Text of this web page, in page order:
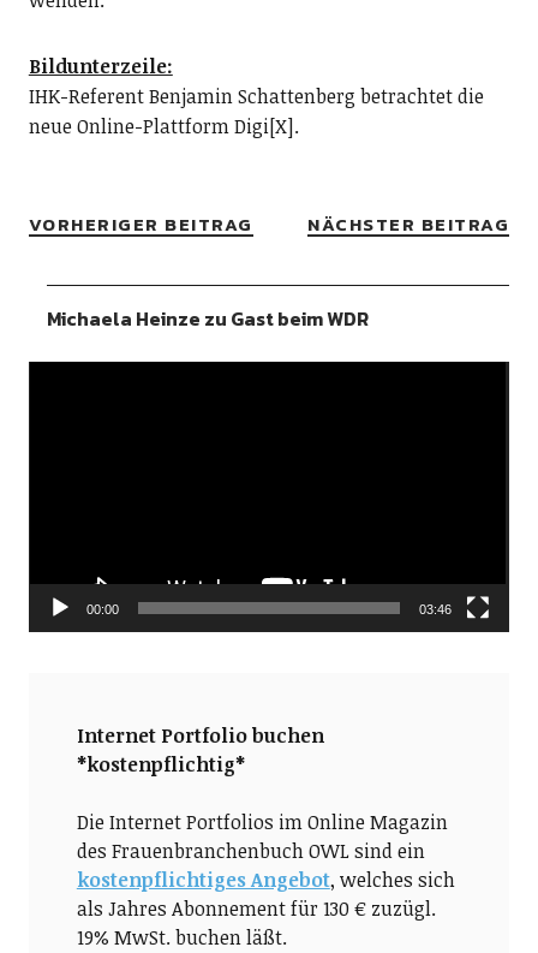
Bildunterzeile:
IHK-Referent Benjamin Schattenberg betrachtet die
neue Online-Plattform Digi[X].
VORHERIGER BEITRAG NÄCHSTER BEITRAG
Michaela Heinze zu Gast beim WDR
00:00 03:46
Internet Portfolio buchen
*kostenpflichtig*
Die Internet Portfolios im Online Magazin
des Frauenbranchenbuch OWL sind ein
kostenpflichtiges Angebot, welches sich
als Jahres Abonnement für 130 € zuzügl.
19% MwSt. buchen läßt.